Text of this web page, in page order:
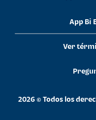
App Bi
Ver
2026 © Todos los